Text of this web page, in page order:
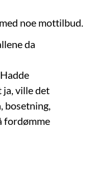
noe mottilbud.
da
ja, ville det
bosetning,
fordømme